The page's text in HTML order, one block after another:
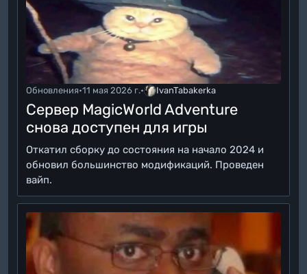
Обновления•11 мая 2026 г.• IvanTabakerka
Сервер MagicWorld Adventure
снова доступен для игры
Откатил сборку до состояния на начало 2024 и
обновил большинство модификаций. Проведен
вайп.